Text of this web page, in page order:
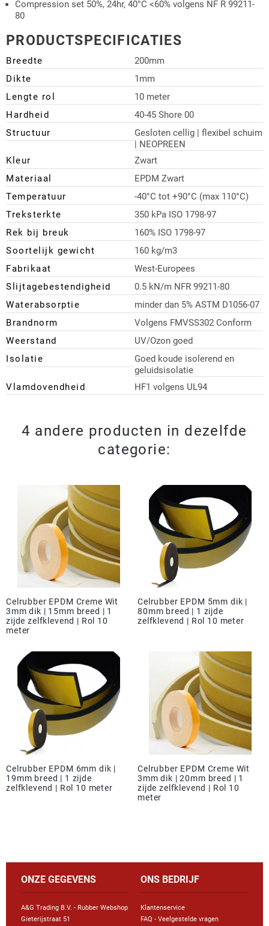
Compression set 50%, 24hr, 40°C <60% volgens NF R 99211-
80
PRODUCTSPECIFICATIES
Breedte
200mm
Dikte
1mm
Lengte rol
10 meter
Hardheid
40-45 Shore 00
Structuur
Gesloten cellig | flexibel schuim
| NEOPREEN
Kleur
Zwart
Materiaal
EPDM Zwart
Temperatuur
-40°C tot +90°C (max 110°C)
Treksterkte
350 kPa ISO 1798-97
Rek bij breuk
160% ISO 1798-97
Soortelijk gewicht
160 kg/m3
Fabrikaat
West-Europees
Slijtagebestendigheid
0.5 kN/m NFR 99211-80
Waterabsorptie
minder dan 5% ASTM D1056-07
Brandnorm
Volgens FMVSS302 Conform
Weerstand
UV/Ozon goed
Isolatie
Goed koude isolerend en
geluidsisolatie
Vlamdovendheid
HF1 volgens UL94
4 andere producten in dezelfde
categorie:
Celrubber EPDM Creme Wit
3mm dik | 15mm breed | 1
zijde zelfklevend | Rol 10
meter
Celrubber EPDM 5mm dik |
80mm breed | 1 zijde
zelfklevend | Rol 10 meter
Celrubber EPDM 6mm dik |
19mm breed | 1 zijde
zelfklevend | Rol 10 meter
Celrubber EPDM Creme Wit
3mm dik | 20mm breed | 1
zijde zelfklevend | Rol 10
meter
ONZE GEGEVENS
A&G Trading B.V. - Rubber Webshop
Gieterijstraat 51
ONS BEDRIJF
Klantenservice
FAQ - Veelgestelde vragen